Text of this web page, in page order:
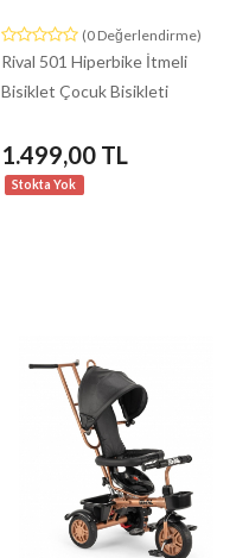
(0 Değerlendirme)
Rival 501 Hiperbike İtmeli
Bisiklet Çocuk Bisikleti
1.499,00 TL
Stokta Yok